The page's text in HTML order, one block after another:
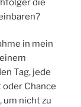
die
in mein
Tag, jede
oder Chance
um nicht zu